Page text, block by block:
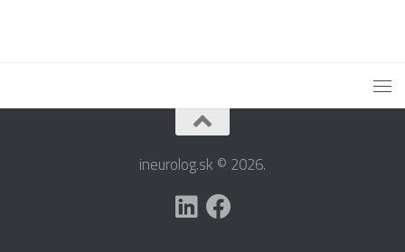
ineurolog.sk © 2026.